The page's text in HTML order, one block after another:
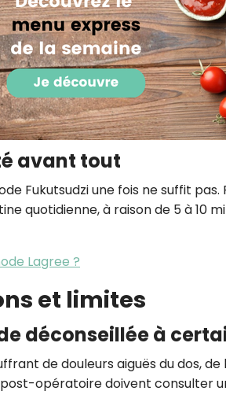
avant tout
Fukutsudzi une fois ne suffit
quotidienne, à raison de 5 à 10
Lagree ?
et limites
déconseillée à
de douleurs aiguës du dos,
opératoire doivent consulter